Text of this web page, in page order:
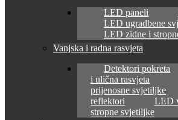
LED paneli
LED ugradbene
LED zidne i
Vanjska i radna rasvjeta
Detektori pokreta
i ulična rasvjeta
prijenosne svjetiljke
reflektori
LED
stropne svjetiljke